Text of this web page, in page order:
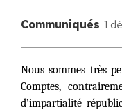
Communiqués 1
Nous sommes très
Comptes,
d’impartialité